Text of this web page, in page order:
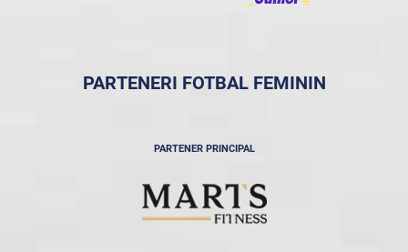
PARTENERI FOTBAL FEMININ
PARTENER PRINCIPAL